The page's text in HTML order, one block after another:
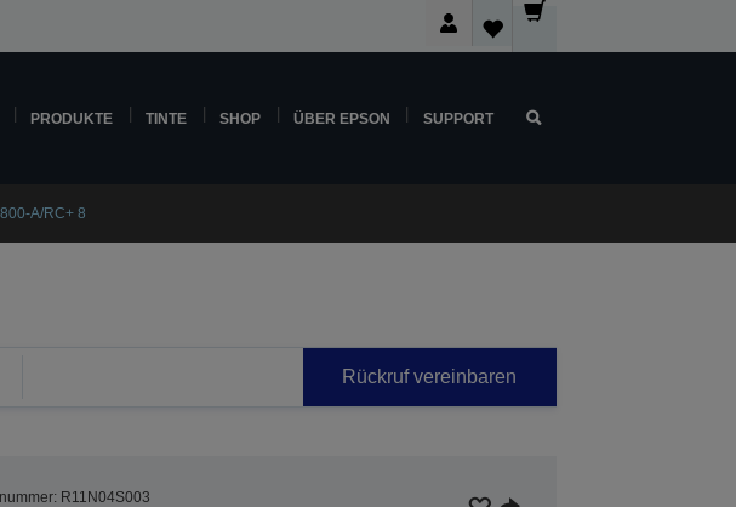
PRODUKTE TINTE SHOP ÜBER EPSON SUPPORT
A/RC+ 8
Rückruf vereinbaren
R11N04S003